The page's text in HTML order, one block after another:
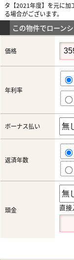
タ【2021年度】を元に加
る場合がございます。
この物件でローン
価格
年利率
ボーナス払い
返済年数
頭金
直接